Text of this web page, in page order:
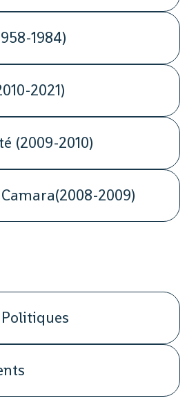
1984)
2021)
(2009-2010)
2009)